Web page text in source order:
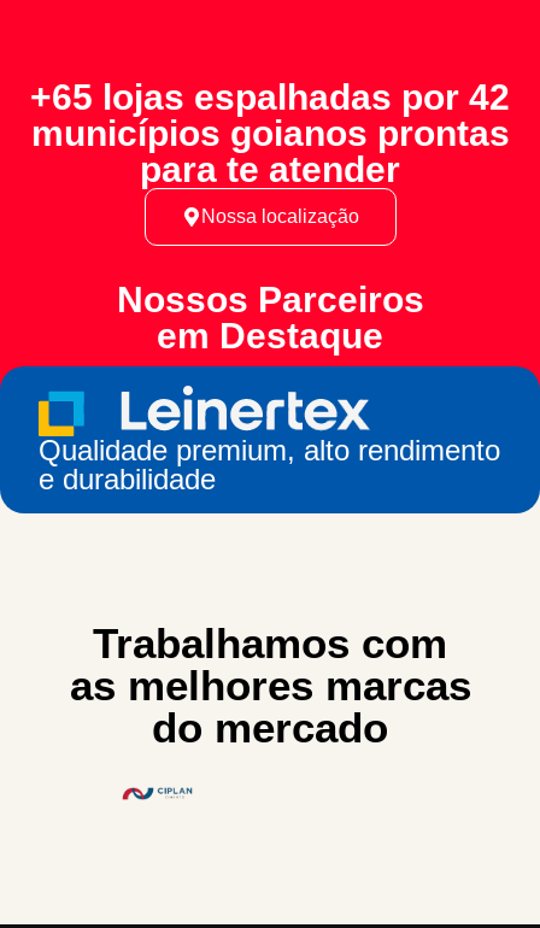
+65 lojas espalhadas por 42
municípios goianos prontas
para te atender
Nossa localização
Nossos Parceiros
em Destaque
Qualidade premium, alto rendimento
e durabilidade
Trabalhamos com
as melhores marcas
do mercado